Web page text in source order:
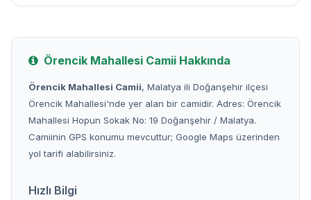
Örencik Mahallesi Camii Hakkında
Örencik Mahallesi Camii, Malatya ili Doğanşehir ilçesi
Örencik Mahallesi'nde yer alan bir camidir. Adres: Örencik
Mahallesi Hopun Sokak No: 19 Doğanşehir / Malatya.
Camiinin GPS konumu mevcuttur; Google Maps üzerinden
yol tarifi alabilirsiniz.
Hızlı Bilgi